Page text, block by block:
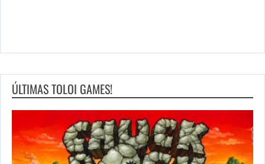
ÚLTIMAS TOLOI GAMES!